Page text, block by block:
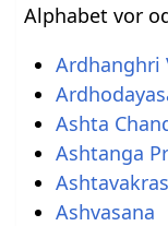
Alphabet vor
Ardhanghri
Ashta
Ashtanga
Ashvasana